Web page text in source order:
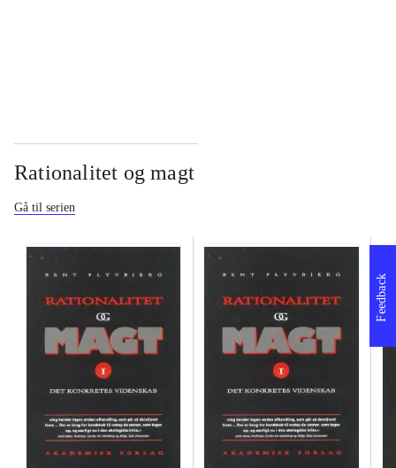
Rationalitet og magt
Gå til serien
Feedback